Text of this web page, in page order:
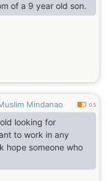
of a 9 year old son.
Mindanao 0.5
looking for
to work in any
hope someone who